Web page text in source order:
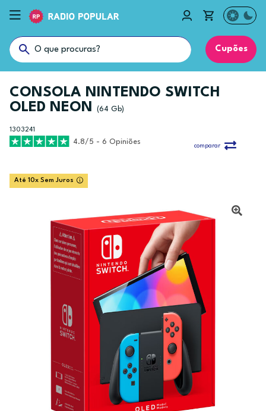
Cupões
CONSOLA NINTENDO SWITCH
OLED NEON
(64 Gb)
1303241
4.8/5 - 6 Opiniões
comparar
Até 10x Sem Juros